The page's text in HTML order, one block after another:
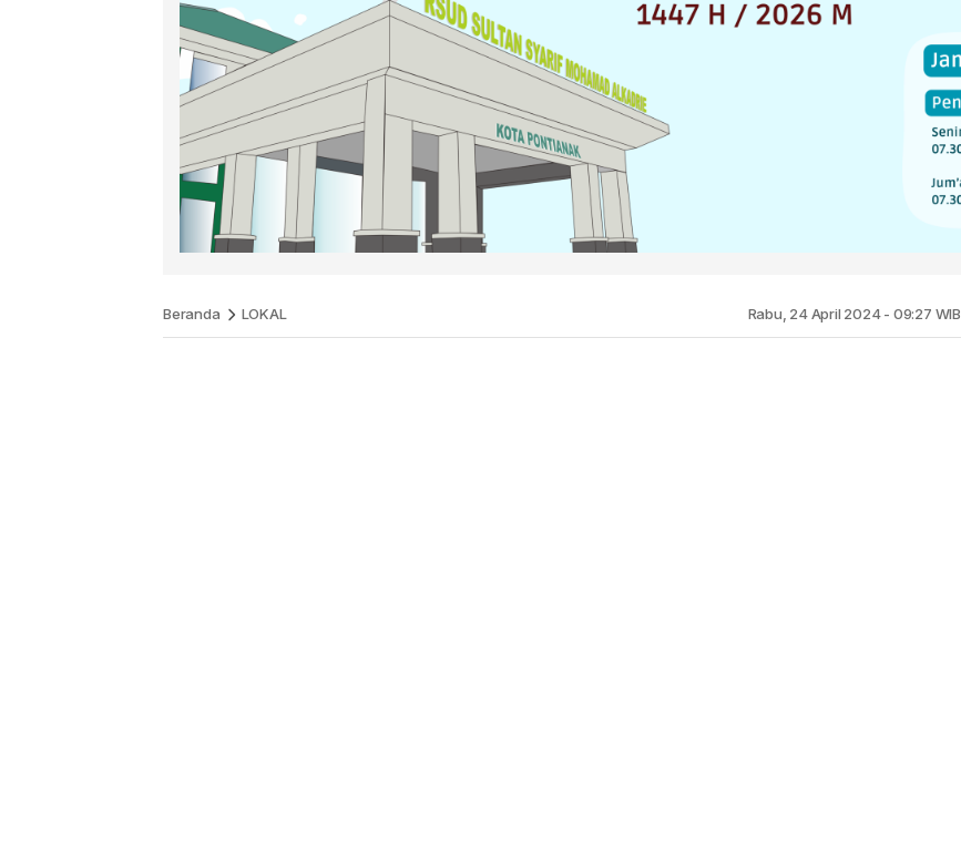
Beranda LOKAL Rabu, 24 April 2024 - 09:27 WIB